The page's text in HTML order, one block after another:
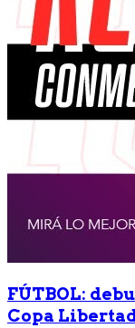
FÚTBOL:
Copa